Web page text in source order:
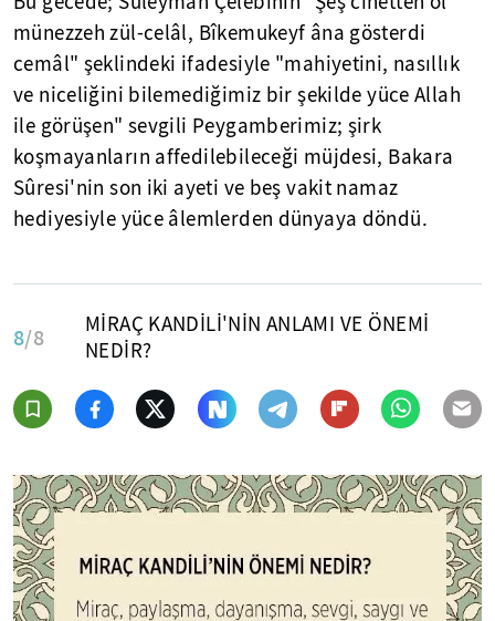
münezzehzül-celâl, Bîkemukeyf âna gösterdi
cemâl" şeklindeki ifadesiyle "mahiyetini, nasıllık
ve niceliğini bilemediğimiz bir şekilde yüce Allah
ile görüşen" sevgili Peygamberimiz; şirk
koşmayanların affedilebileceği müjdesi, Bakara
Sûresi'nin son iki ayeti ve beş vakit namaz
hediyesiyle yüce âlemlerden dünyaya döndü.
8/8
MİRAÇ KANDİLİ'NİN ANLAMI VE ÖNEMİ
NEDİR?